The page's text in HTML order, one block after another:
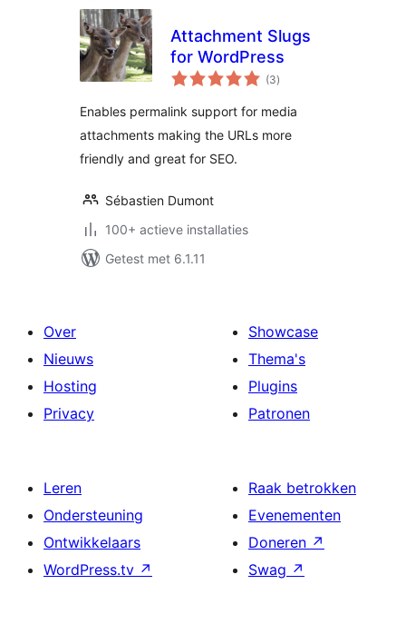
Attachment Slugs
for WordPress
(3totaal
waarderingen
)
Enables permalink support for media
attachments making the URLs more
friendly and great for SEO.
Sébastien Dumont
100+ actieve installaties
Getest met 6.1.11
Over
Nieuws
Hosting
Privacy
Showcase
Thema's
Plugins
Patronen
Leren
Ondersteuning
Ontwikkelaars
WordPress.tv ↗
Raak betrokken
Evenementen
Doneren ↗
Swag ↗